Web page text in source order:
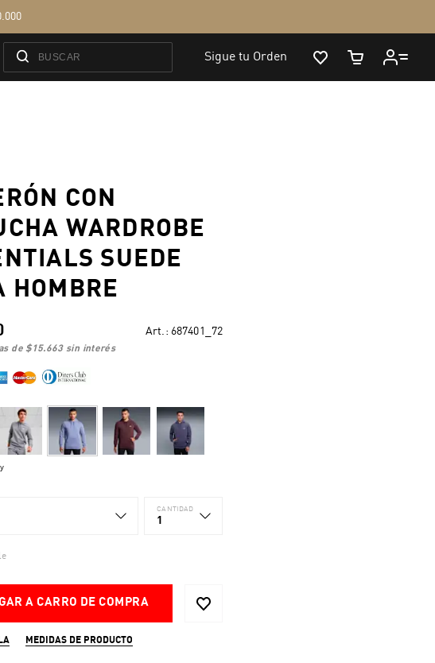
CON
WARDROBE
SUEDE
HOMBRE
Art.: 687401_72
de $15.663sin interés
CANTIDAD
1
A CARRO DE COMPRA
MEDIDAS DE PRODUCTO